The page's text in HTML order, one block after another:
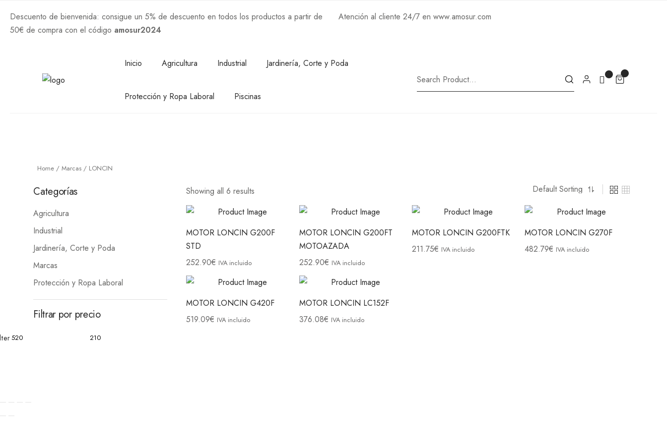
Descuento de bienvenida: consigue un 5% de descuento en todos los productos a partir de
50€ de compra con el código amosur2024
Atención al cliente 24/7 en www.amosur.com
Inicio Agricultura Industrial Jardinería, Corte y Poda
Protección y Ropa Laboral Piscinas
Home /Marcas / LONCIN
Showing all 6 results
MOTOR LONCIN G200F
STD
252.90€ IVA incluido
MOTOR LONCIN G200FT
MOTOAZADA
252.90€ IVA incluido
MOTOR LONCIN G200FTK
211.75€ IVA incluido
MOTOR LONCIN G270F
482.79€ IVA incluido
MOTOR LONCIN G420F
519.09€ IVA incluido
MOTOR LONCIN LC152F
376.08€ IVA incluido
Categorías
Agricultura
Industrial
Jardinería, Corte y Poda
Marcas
Protección y Ropa Laboral
Filtrar por precio